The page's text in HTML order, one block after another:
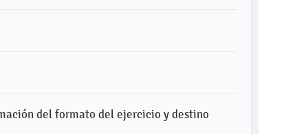
del formato del ejercicio y destino